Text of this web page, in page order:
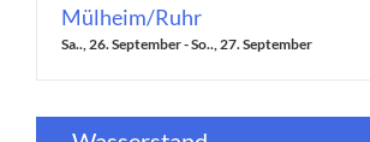
Mülheim/Ruhr
Sa.., 26. September-So.., 27. September